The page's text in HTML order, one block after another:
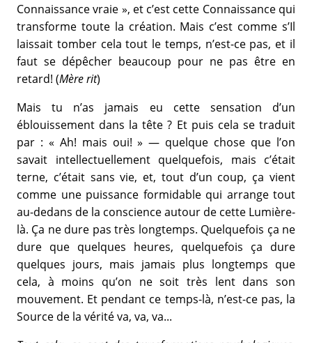
Connaissance vraie », et c’est cette Connaissance qui
transforme toute la création. Mais c’est comme s’Il
laissait tomber cela tout le temps, n’est-ce pas, et il
faut se dépêcher beaucoup pour ne pas être en
retard! (Mère rit)
Mais tu n’as jamais eu cette sensation d’un
éblouissement dans la tête ? Et puis cela se traduit
par : « Ah! mais oui! » — quelque chose que l’on
savait intellectuellement quelquefois, mais c’était
terne, c’était sans vie, et, tout d’un coup, ça vient
comme une puissance formidable qui arrange tout
au-dedans de la conscience autour de cette Lumière-
là. Ça ne dure pas très longtemps. Quelquefois ça ne
dure que quelques heures, quelquefois ça dure
quelques jours, mais jamais plus longtemps que
cela, à moins qu’on ne soit très lent dans son
mouvement. Et pendant ce temps-là, n’est-ce pas, la
Source de la vérité va, va, va...